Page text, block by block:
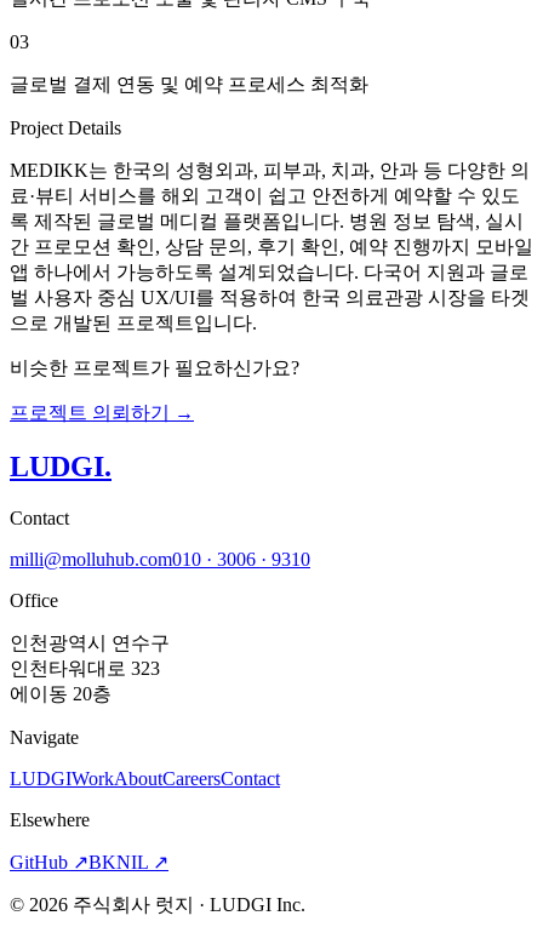
03
글로벌 결제 연동 및 예약 프로세스 최적화
Project Details
MEDIKK는 한국의 성형외과, 피부과, 치과, 안과 등 다양한 의
료·뷰티 서비스를 해외 고객이 쉽고 안전하게 예약할 수 있도
록 제작된 글로벌 메디컬 플랫폼입니다. 병원 정보 탐색, 실시
간 프로모션 확인, 상담 문의, 후기 확인, 예약 진행까지 모바일
앱 하나에서 가능하도록 설계되었습니다. 다국어 지원과 글로
벌 사용자 중심 UX/UI를 적용하여 한국 의료관광 시장을 타겟
으로 개발된 프로젝트입니다.
비슷한 프로젝트가 필요하신가요?
프로젝트 의뢰하기 →
LUDGI.
Contact
milli@molluhub.com010 · 3006 · 9310
Office
인천광역시 연수구
인천타워대로 323
에이동 20층
Navigate
LUDGIWorkAboutCareersContact
Elsewhere
GitHub ↗BKNIL ↗
© 2026 주식회사 럿지 · LUDGI Inc.